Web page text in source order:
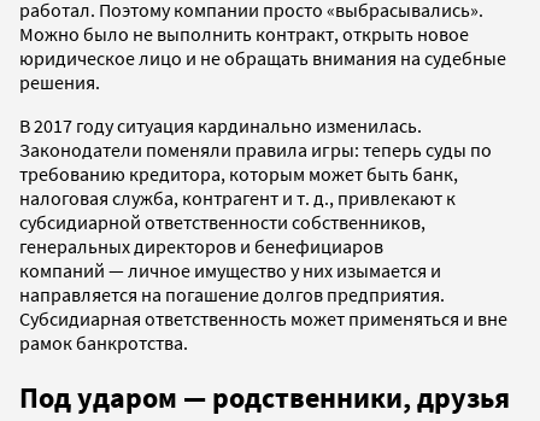
работал. Поэтому компании просто «выбрасывались».
Можно было не выполнить контракт, открыть новое
юридическое лицо и не обращать внимания на судебные
решения.
В 2017 году ситуация кардинально изменилась.
Законодатели поменяли правила игры: теперь суды по
требованию кредитора, которым может быть банк,
налоговая служба, контрагент и т. д., привлекают к
субсидиарной ответственности собственников,
генеральных директоров и бенефициаров
компаний — личное имущество у них изымается и
направляется на погашение долгов предприятия.
Субсидиарная ответственность может применяться и вне
рамок банкротства.
Под ударом — родственники, друзья